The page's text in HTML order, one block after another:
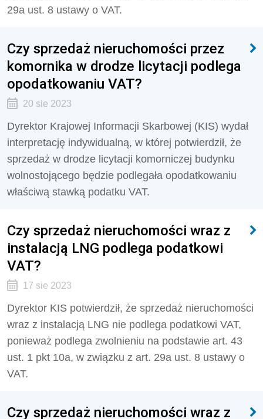
29a ust. 8 ustawy o VAT.
Czy sprzedaż nieruchomości przez
komornika w drodze licytacji podlega
opodatkowaniu VAT?
20 sie 2023
Dyrektor Krajowej Informacji Skarbowej (KIS) wydał
interpretację indywidualną, w której potwierdził, że
sprzedaż w drodze licytacji komorniczej budynku
wolnostojącego będzie podlegała opodatkowaniu
właściwą stawką podatku VAT.
Czy sprzedaż nieruchomości wraz z
instalacją LNG podlega podatkowi
VAT?
17 sie 2023
Dyrektor KIS potwierdził, że sprzedaż nieruchomości
wraz z instalacją LNG nie podlega podatkowi VAT,
ponieważ podlega zwolnieniu na podstawie art. 43
ust. 1 pkt 10a, w związku z art. 29a ust. 8 ustawy o
VAT.
Czy sprzedaż nieruchomości wraz z